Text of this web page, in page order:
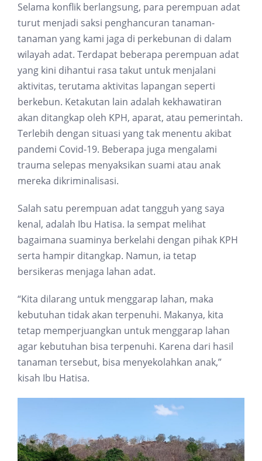
Selama konflik berlangsung, para perempuan adat
turut menjadi saksi penghancuran tanaman-
tanaman yang kami jaga di perkebunan di dalam
wilayah adat. Terdapat beberapa perempuan adat
yang kini dihantui rasa takut untuk menjalani
aktivitas, terutama aktivitas lapangan seperti
berkebun. Ketakutan lain adalah kekhawatiran
akan ditangkap oleh KPH, aparat, atau pemerintah.
Terlebih dengan situasi yang tak menentu akibat
pandemi Covid-19. Beberapa juga mengalami
trauma selepas menyaksikan suami atau anak
mereka dikriminalisasi.
Salah satu perempuan adat tangguh yang saya
kenal, adalah Ibu Hatisa. Ia sempat melihat
bagaimana suaminya berkelahi dengan pihak KPH
serta hampir ditangkap. Namun, ia tetap
bersikeras menjaga lahan adat.
“Kita dilarang untuk menggarap lahan, maka
kebutuhan tidak akan terpenuhi. Makanya, kita
tetap memperjuangkan untuk menggarap lahan
agar kebutuhan bisa terpenuhi. Karena dari hasil
tanaman tersebut, bisa menyekolahkan anak,”
kisah Ibu Hatisa.